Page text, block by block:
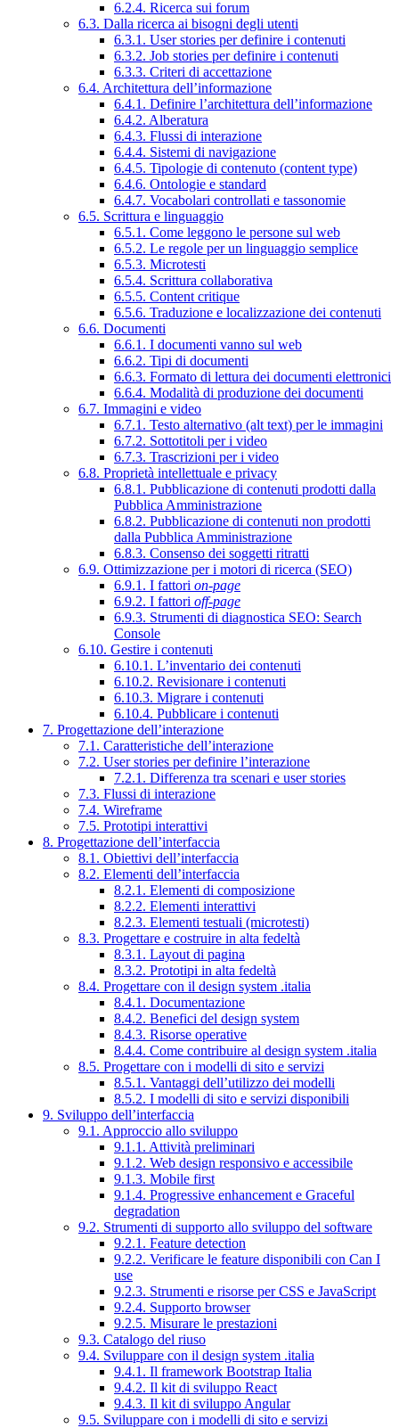
6.2.4. Ricerca sui forum
6.3. Dalla ricerca ai bisogni degli utenti
6.3.1. User stories per definire i contenuti
6.3.2. Job stories per definire i contenuti
6.3.3. Criteri di accettazione
6.4. Architettura dell’informazione
6.4.1. Definire l’architettura dell’informazione
6.4.2. Alberatura
6.4.3. Flussi di interazione
6.4.4. Sistemi di navigazione
6.4.5. Tipologie di contenuto (content type)
6.4.6. Ontologie e standard
6.4.7. Vocabolari controllati e tassonomie
6.5. Scrittura e linguaggio
6.5.1. Come leggono le persone sul web
6.5.2. Le regole per un linguaggio semplice
6.5.3. Microtesti
6.5.4. Scrittura collaborativa
6.5.5. Content critique
6.5.6. Traduzione e localizzazione dei contenuti
6.6. Documenti
6.6.1. I documenti vanno sul web
6.6.2. Tipi di documenti
6.6.3. Formato di lettura dei documenti elettronici
6.6.4. Modalità di produzione dei documenti
6.7. Immagini e video
6.7.1. Testo alternativo (alt text) per le immagini
6.7.2. Sottotitoli per i video
6.7.3. Trascrizioni per i video
6.8. Proprietà intellettuale e privacy
6.8.1. Pubblicazione di contenuti prodotti dalla
Pubblica Amministrazione
6.8.2. Pubblicazione di contenuti non prodotti
dalla Pubblica Amministrazione
6.8.3. Consenso dei soggetti ritratti
6.9. Ottimizzazione per i motori di ricerca (SEO)
6.9.1. I fattori on-page
6.9.2. I fattori off-page
6.9.3. Strumenti di diagnostica SEO: Search
Console
6.10. Gestire i contenuti
6.10.1. L’inventario dei contenuti
6.10.2. Revisionare i contenuti
6.10.3. Migrare i contenuti
6.10.4. Pubblicare i contenuti
7. Progettazione dell’interazione
7.1. Caratteristiche dell’interazione
7.2. User stories per definire l’interazione
7.2.1. Differenza tra scenari e user stories
7.3. Flussi di interazione
7.4. Wireframe
7.5. Prototipi interattivi
8. Progettazione dell’interfaccia
8.1. Obiettivi dell’interfaccia
8.2. Elementi dell’interfaccia
8.2.1. Elementi di composizione
8.2.2. Elementi interattivi
8.2.3. Elementi testuali (microtesti)
8.3. Progettare e costruire in alta fedeltà
8.3.1. Layout di pagina
8.3.2. Prototipi in alta fedeltà
8.4. Progettare con il design system .italia
8.4.1. Documentazione
8.4.2. Benefici del design system
8.4.3. Risorse operative
8.4.4. Come contribuire al design system .italia
8.5. Progettare con i modelli di sito e servizi
8.5.1. Vantaggi dell’utilizzo dei modelli
8.5.2. I modelli di sito e servizi disponibili
9. Sviluppo dell’interfaccia
9.1. Approccio allo sviluppo
9.1.1. Attività preliminari
9.1.2. Web design responsivo e accessibile
9.1.3. Mobile first
9.1.4. Progressive enhancement e Graceful
degradation
9.2. Strumenti di supporto allo sviluppo del software
9.2.1. Feature detection
9.2.2. Verificare le feature disponibili con Can I
use
9.2.3. Strumenti e risorse per CSS e JavaScript
9.2.4. Supporto browser
9.2.5. Misurare le prestazioni
9.3. Catalogo del riuso
9.4. Sviluppare con il design system .italia
9.4.1. Il framework Bootstrap Italia
9.4.2. Il kit di sviluppo React
9.4.3. Il kit di sviluppo Angular
9.5. Sviluppare con i modelli di sito e servizi